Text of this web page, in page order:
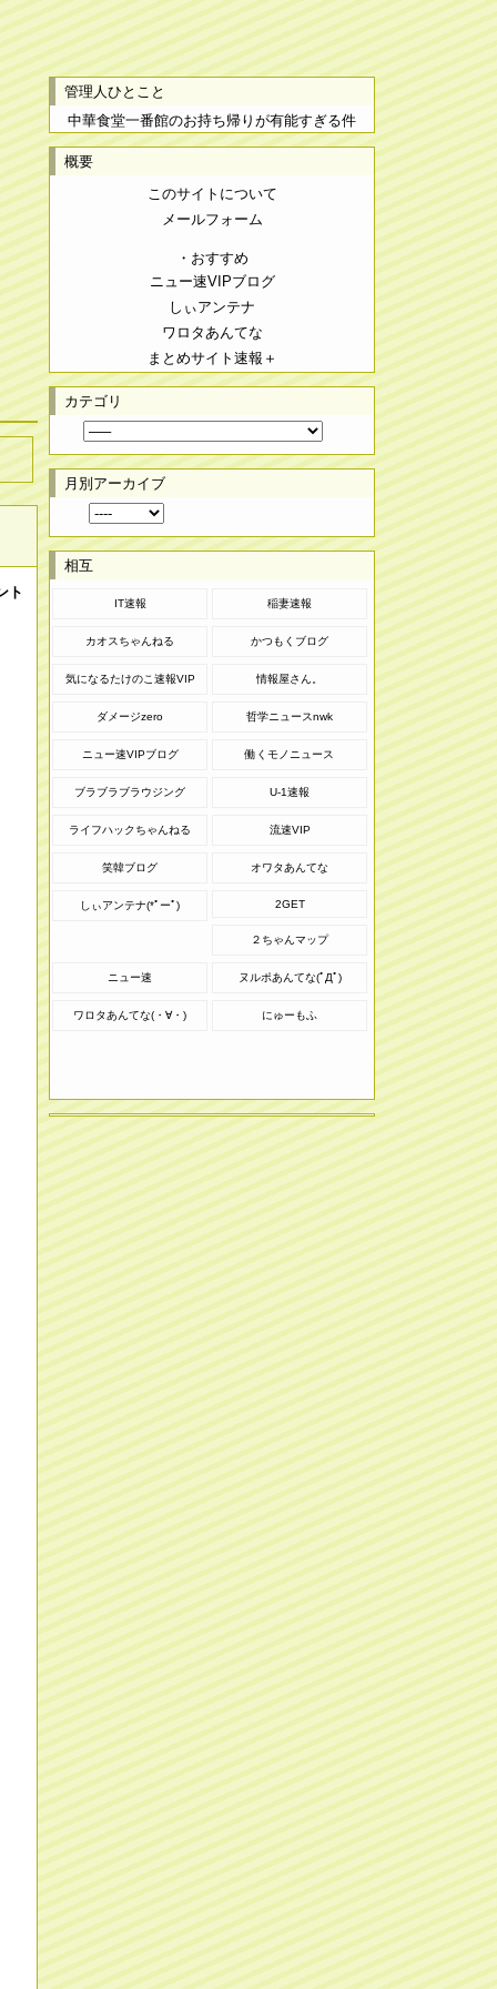
ト
管理人ひとこと
中華食堂一番館のお持ち帰りが有能すぎる件
概要
このサイトについて
メールフォーム
・おすすめ
ニュー速VIPブログ
しぃアンテナ
ワロタあんてな
まとめサイト速報＋
カテゴリ
月別アーカイブ
相互
IT速報 稲妻速報
カオスちゃんねる かつもくブログ
気になるたけのこ速報VIP 情報屋さん。
ダメージzero 哲学ニュースnwk
ニュー速VIPブログ 働くモノニュース
ブラブラブラウジング U-1速報
ライフハックちゃんねる 流速VIP
笑韓ブログ オワタあんてな
しぃアンテナ(*ﾟーﾟ) 2GET
２ちゃんマップ
ニュー速 ヌルポあんてな(ﾟДﾟ)
ワロタあんてな(・∀・) にゅーもふ